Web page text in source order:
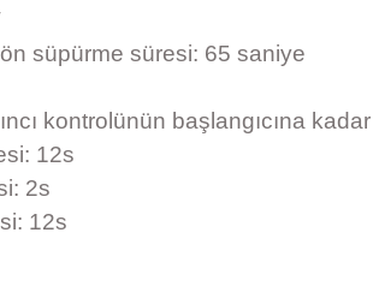
süpürme süresi: 65 saniye
kontrolünün başlangıcına
12s
2s
12s